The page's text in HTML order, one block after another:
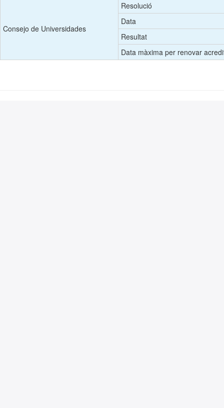
Consejo de Universidades
Resolució
Data
Resultat
Data màxima per renovar